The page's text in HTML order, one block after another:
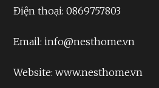
Điện thoại: 0869757803
Email: info@nesthome.vn
Website: www.nesthome.vn